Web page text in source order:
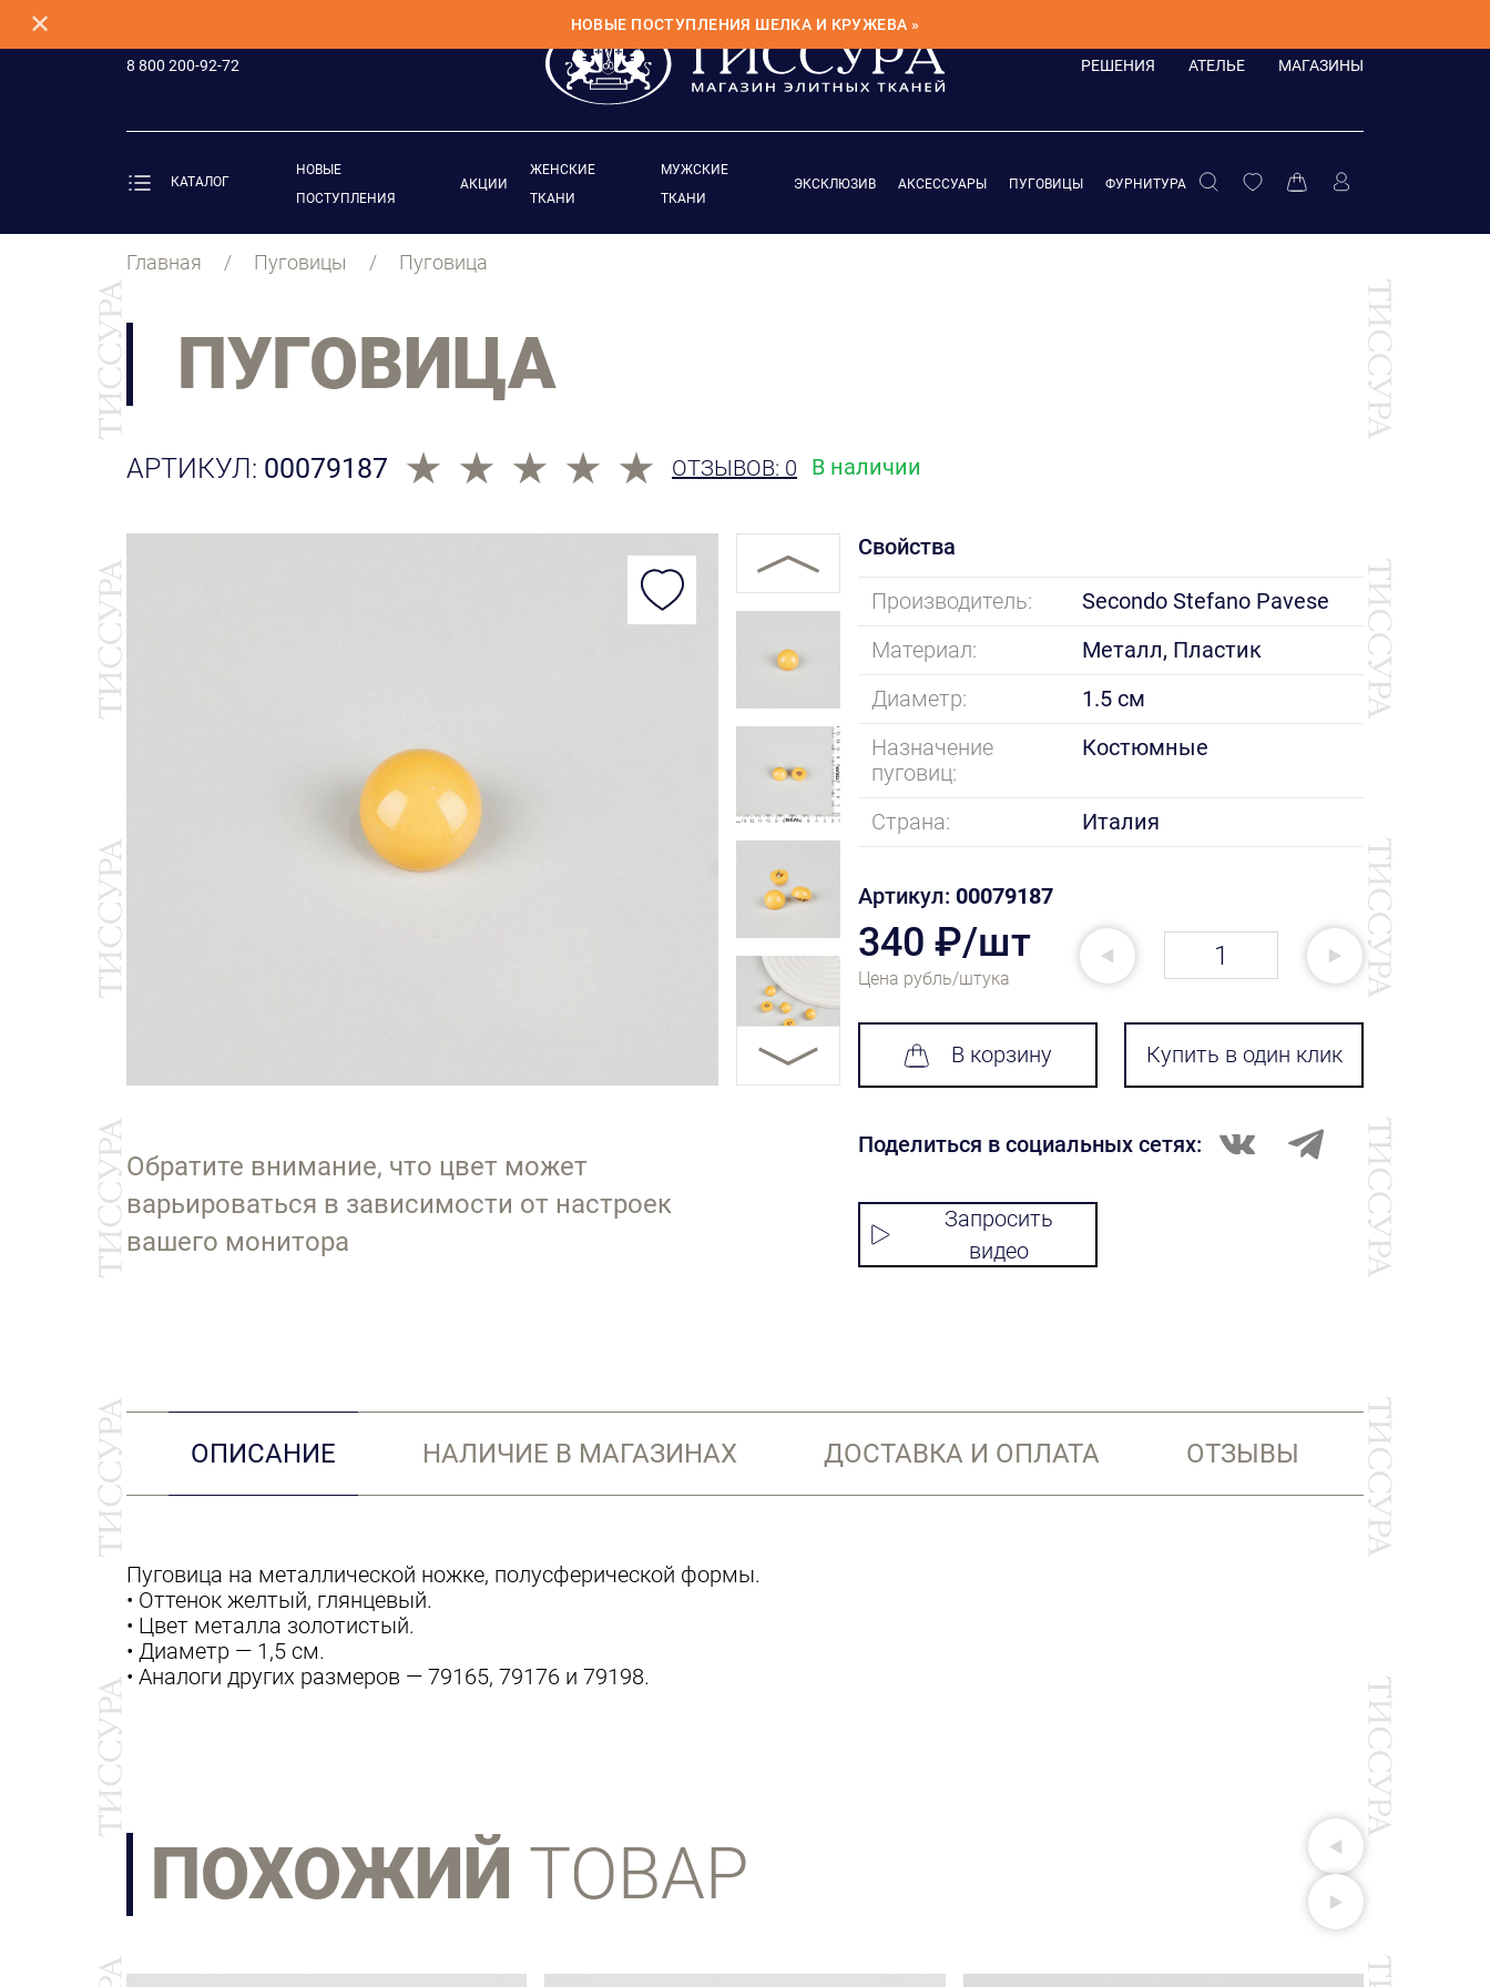
✕ НОВЫЕ ПОСТУПЛЕНИЯ ШЕЛКА И КРУЖЕВА »
8 800 200-92-72 РЕШЕНИЯ АТЕЛЬЕ МАГАЗИНЫ
КАТАЛОГ
НОВЫЕ
ПОСТУПЛЕНИЯ
АКЦИИ
ЖЕНСКИЕ
ТКАНИ
МУЖСКИЕ
ТКАНИ
ЭКСКЛЮЗИВ АКСЕССУАРЫ ПУГОВИЦЫ ФУРНИТУРА
Главная Пуговицы Пуговица
ПУГОВИЦА
АРТИКУЛ: 00079187 ОТЗЫВОВ: 0 В наличии
Обратите внимание, что цвет может
варьироваться в зависимости от настроек
вашего монитора
Свойства
Производитель:
Secondo Stefano Pavese
Материал:
Металл, Пластик
Диаметр:
1.5 см
Назначение
пуговиц:
Костюмные
Страна: Италия
Артикул: 00079187
340 ₽/шт
Цена рубль/штука
В корзину Купить в один клик
Поделиться в социальных сетях:
Запросить
видео
ОПИСАНИЕ НАЛИЧИЕ В МАГАЗИНАХ ДОСТАВКА И ОПЛАТА ОТЗЫВЫ
Пуговица на металлической ножке, полусферической формы.
• Оттенок желтый, глянцевый.
• Цвет металла золотистый.
• Диаметр — 1,5 см.
​​• Аналоги других размеров — 79165, 79176 и 79198.
ПОХОЖИЙ ТОВАР